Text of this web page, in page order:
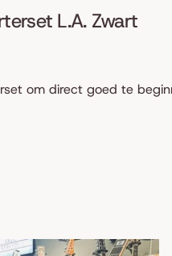
L.A. Zwart
om direct goed te